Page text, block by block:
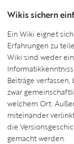
Wikis sichern
Ein Wiki eignet
Erfahrungen zu
Wiki sind weder
Beiträge
zwar
welchem Ort.
miteinander
die
gemacht werden.